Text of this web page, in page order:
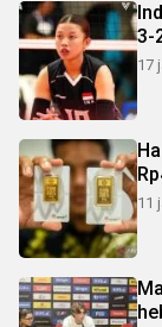
3-
17
11